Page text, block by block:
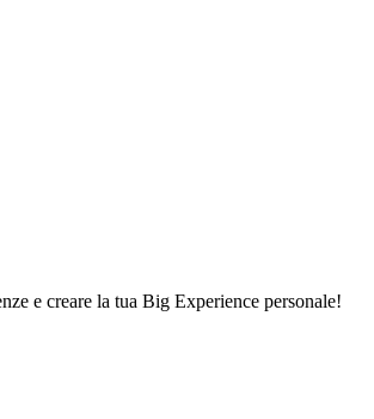
e creare la tua Big Experience personale!